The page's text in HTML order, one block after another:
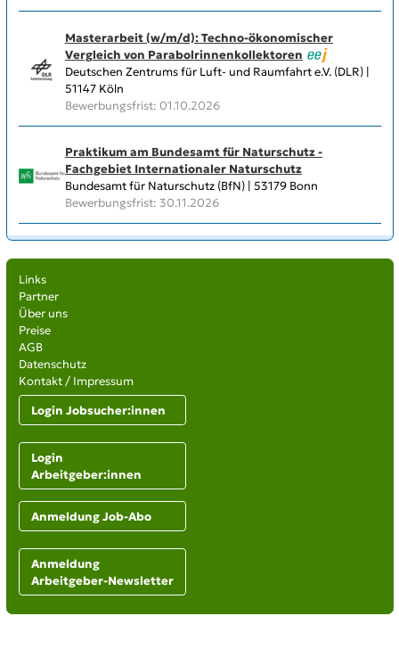
Masterarbeit (w/m/d): Techno-ökonomischer
Vergleich von Parabolrinnenkollektoren
Deutschen Zentrums für Luft- und Raumfahrt e.V. (DLR) |
51147 Köln
Bewerbungsfrist: 01.10.2026
Praktikum am Bundesamt für Naturschutz -
Fachgebiet Internationaler Naturschutz
Bundesamt für Naturschutz (BfN) | 53179 Bonn
Bewerbungsfrist: 30.11.2026
Links
Partner
Über uns
Preise
AGB
Datenschutz
Kontakt / Impressum
Login Jobsucher:innen
Login
Arbeitgeber:innen
Anmeldung Job-Abo
Anmeldung
Arbeitgeber-Newsletter